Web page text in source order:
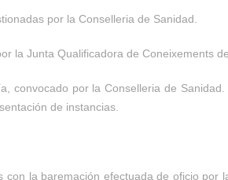
por la Conselleria de Sanidad.
la Junta Qualificadora de Coneixements de
convocado por la Conselleria de
de instancias.
la baremación efectuada de oficio por